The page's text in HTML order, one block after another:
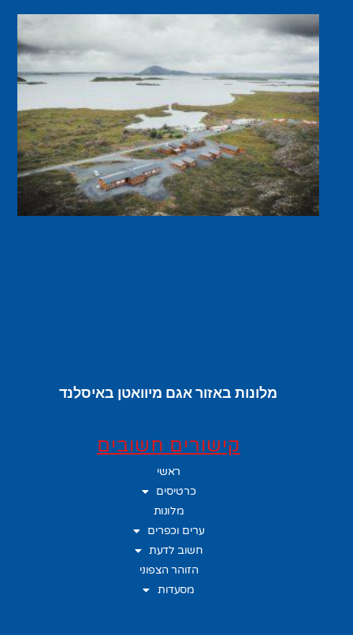
מלונות באזור אגם מיוואטן באיסלנד
קישורים חשובים
ראשי
כרטיסים
מלונות
ערים וכפרים
חשוב לדעת
הזוהר הצפוני
מסעדות